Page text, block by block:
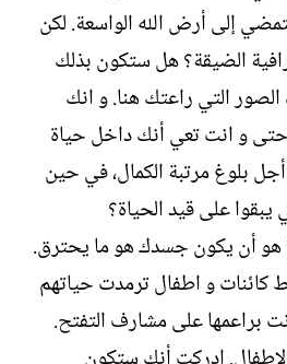
إلى أرض الله الواسعة. لكن
الضيقة؟ هل ستكون بذلك
التي راعتك هنا. و انك
و انت تعي أنك داخل حياة
بلوغ مرتبة الكمال، في حين
على قيد الحياة؟
هو أن يكون جسدك هو ما يحترق.
و اطفال ترمدت حياتهم
براعمها على مشارف التفتح.